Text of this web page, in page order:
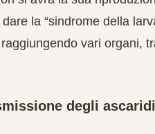
la “sindrome della
vari organi,
degli